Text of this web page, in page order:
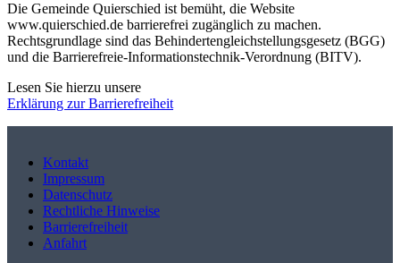
Die Gemeinde Quierschied ist bemüht, die Website
www.quierschied.de barrierefrei zugänglich zu machen.
Rechtsgrundlage sind das Behindertengleichstellungsgesetz (BGG)
und die Barrierefreie-Informationstechnik-Verordnung (BITV).
Lesen Sie hierzu unsere
Erklärung zur Barrierefreiheit
Kontakt
Impressum
Datenschutz
Rechtliche Hinweise
Barrierefreiheit
Anfahrt